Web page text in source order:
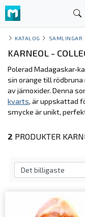
KATALOG SAMLINGAR
KARNEOL -
Polerad Madagaskar-
sin orange till
av järnoxider. Denna
kvarts, är uppskattad
smycke är unikt,
2 PRODUKTER